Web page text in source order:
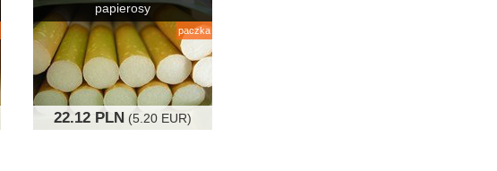
papierosy
paczka
22.12 PLN (5.20 EUR)